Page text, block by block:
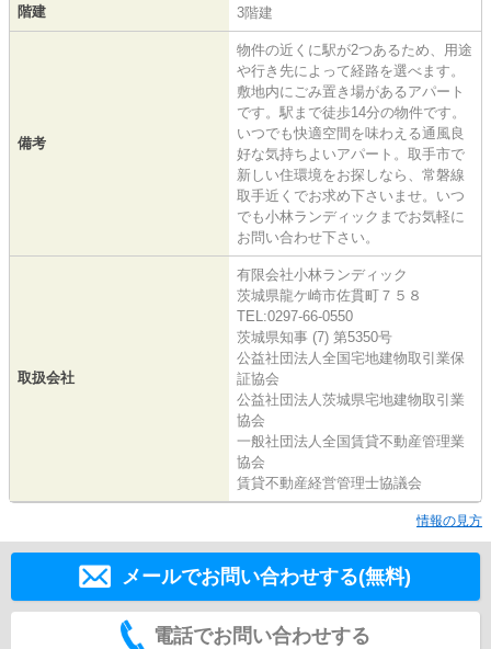
階建 3階建
備考
物件の近くに駅が2つあるため、用途
や行き先によって経路を選べます。
敷地内にごみ置き場があるアパート
です。駅まで徒歩14分の物件です。
いつでも快適空間を味わえる通風良
好な気持ちよいアパート。取手市で
新しい住環境をお探しなら、常磐線
取手近くでお求め下さいませ。いつ
でも小林ランディックまでお気軽に
お問い合わせ下さい。
取扱会社
有限会社小林ランディック
茨城県龍ケ崎市佐貫町７５８
TEL:0297-66-0550
茨城県知事 (7) 第5350号
公益社団法人全国宅地建物取引業保
証協会
公益社団法人茨城県宅地建物取引業
協会
一般社団法人全国賃貸不動産管理業
協会
賃貸不動産経営管理士協議会
情報の見方
メールでお問い合わせする(無料)
電話でお問い合わせする